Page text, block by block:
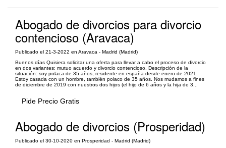
Abogado de divorcios para divorcio
contencioso (Aravaca)
Publicado el 21-3-2022 en Aravaca - Madrid (Madrid)
Buenos días Quisiera solicitar una oferta para llevar a cabo el proceso de divorcio
en dos variantes: mutuo acuerdo y divorcio contencioso. Descripción de la
situación: soy polaca de 35 años, residente en españa desde enero de 2021.
Estoy casada con un hombre, también polaco de 35 años. Nos mudamos a fines
de diciembre de 2019 con nuestros dos hijos (el hijo de 6 años y la hija de 3...
Pide Precio Gratis
Abogado de divorcios (Prosperidad)
Publicado el 30-10-2020 en Prosperidad - Madrid (Madrid)